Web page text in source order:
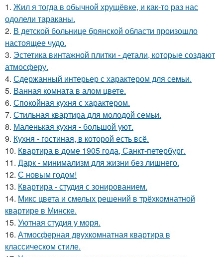
1. Жил я тогда в обычной хрущёвке, и как-то раз нас
одолели тараканы.
2. В детской больнице брянской области произошло
настоящее чудо.
3. Эстетика винтажной плитки - детали, которые создают
атмосферу.
4. Сдержанный интерьер с характером для семьи.
5. Ванная комната в алом цвете.
6. Спокойная кухня с характером.
7. Стильная квартира для молодой семьи.
8. Маленькая кухня - большой уют.
9. Кухня - гостиная, в которой есть всё.
10. Квартира в доме 1905 года, Санкт-петербург.
11. Дарк - минимализм для жизни без лишнего.
12. С новым годом!
13. Квартира - студия с зонированием.
14. Микс цвета и смелых решений в трёхкомнатной
квартире в Минске.
15. Уютная студия у моря.
16. Атмосферная двухкомнатная квартира в
классическом стиле.